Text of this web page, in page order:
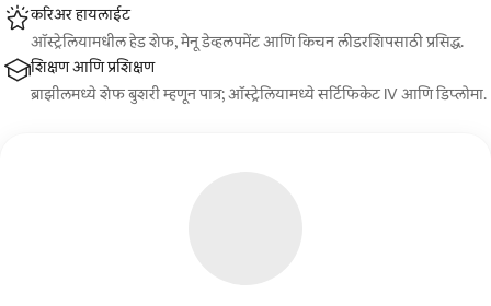
करिअर हायलाईट
ऑस्ट्रेलियामधील हेड शेफ, मेनू डेव्हलपमेंट आणि किचन लीडरशिपसाठी प्रसिद्ध.
शिक्षण आणि प्रशिक्षण
ब्राझीलमध्ये शेफ बुशरी म्हणून पात्र; ऑस्ट्रेलियामध्ये सर्टिफिकेट IV आणि डिप्लोमा.